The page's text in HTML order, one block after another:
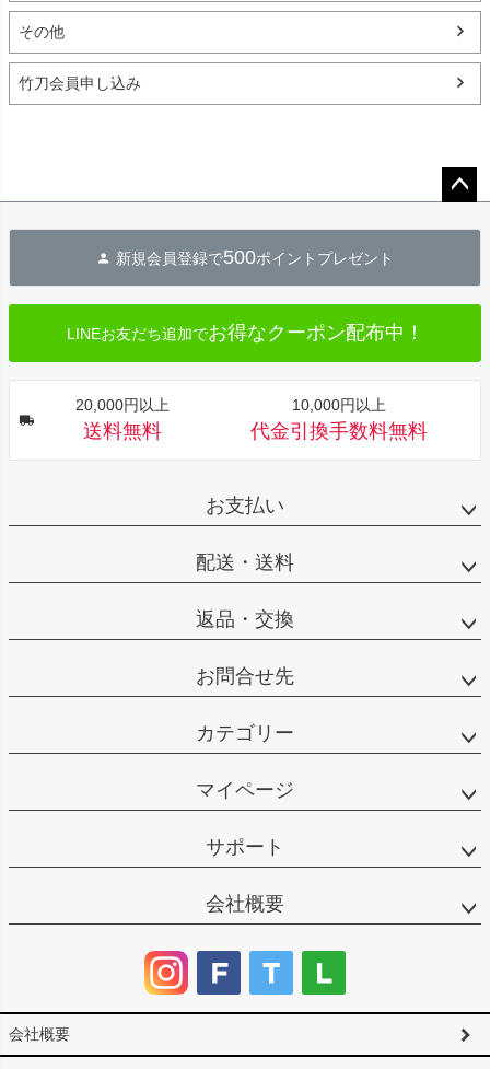
その他
竹刀会員申し込み
へ
新規会員登録で500ポイントプレゼント
LINEお友だち追加でお得なクーポン配布中！
20,000円以上
送料無料
10,000円以上
代金引換手数料無料
お支払い
配送・送料
返品・交換
お問合せ先
カテゴリー
マイページ
サポート
会社概要
会社概要